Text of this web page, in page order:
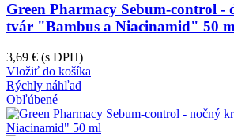
Green Pharmacy Sebum-control -
tvár "Bambus a Niacinamid" 50
3,69 € (s DPH)
Vložiť do košíka
Rýchly náhľad
Obľúbené